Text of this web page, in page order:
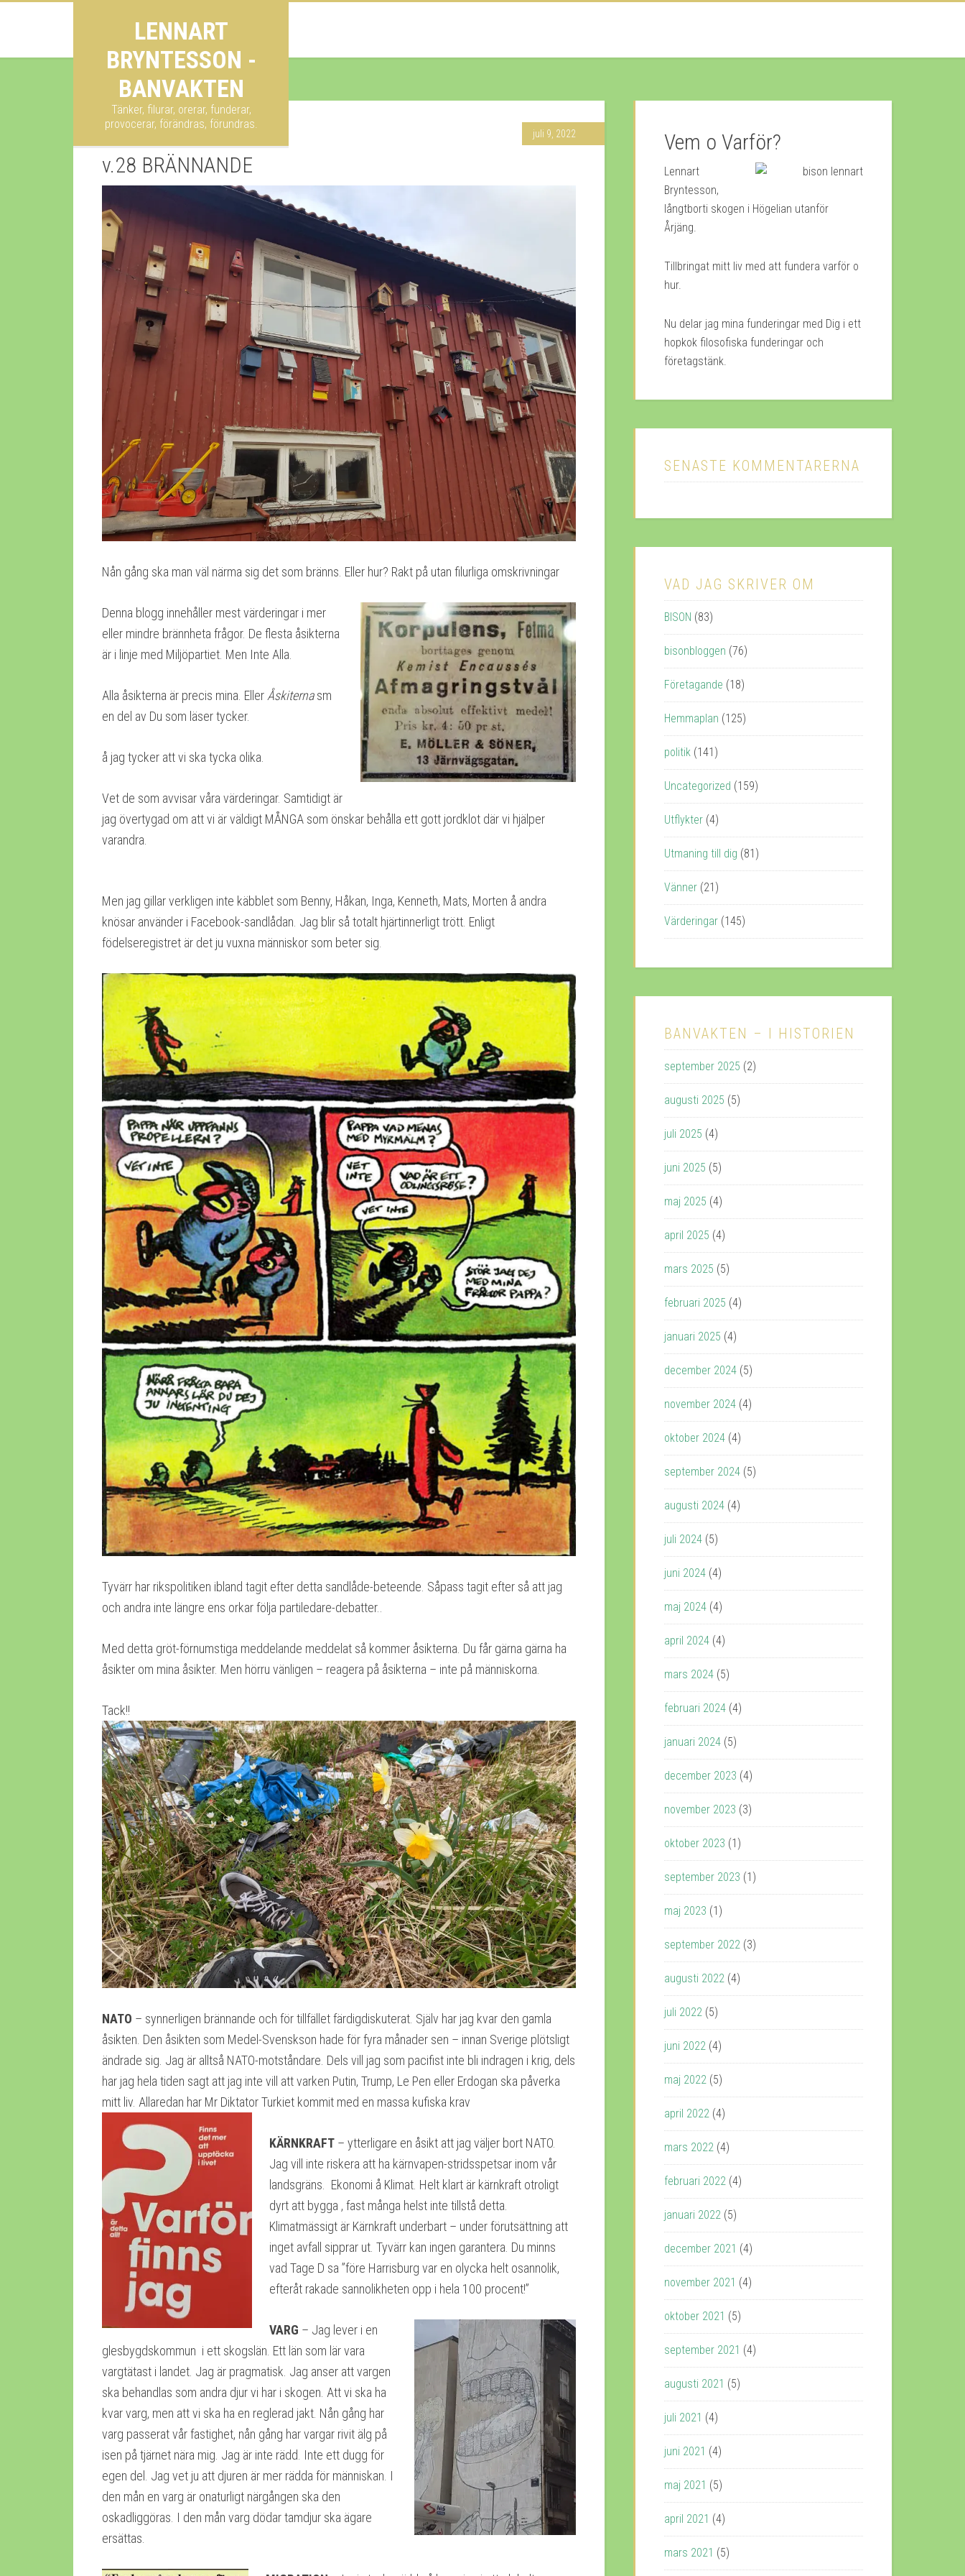
LENNART
BRYNTESSON -
BANVAKTEN
Tänker, filurar, orerar, funderar,
provocerar, förändras, förundras.
juli 9, 2022
v.28 BRÄNNANDE
Nån gång ska man väl närma sig det som bränns. Eller hur? Rakt på utan filurliga omskrivningar
Denna blogg innehåller mest värderingar i mer
eller mindre brännheta frågor. De flesta åsikterna
är i linje med Miljöpartiet. Men Inte Alla.
Alla åsikterna är precis mina. Eller Åskiternasm
en del av Du som läser tycker.
å jag tycker att vi ska tycka olika.
Vet de som avvisar våra värderingar. Samtidigt är
jag övertygad om att vi är väldigt MÅNGA som önskar behålla ett gott jordklot där vi hjälper
varandra.
Men jag gillar verkligen inte käbblet som Benny, Håkan, Inga, Kenneth, Mats, Morten å andra
knösar använder i Facebook-sandlådan. Jag blir så totalt hjärtinnerligt trött. Enligt
födelseregistret är det ju vuxna människor som beter sig.
Tyvärr har rikspolitiken ibland tagit efter detta sandlåde-beteende. Såpass tagit efter så att jag
och andra inte längre ens orkar följa partiledare-debatter..
Med detta gröt-förnumstiga meddelande meddelat så kommer åsikterna. Du får gärna gärna ha
åsikter om mina åsikter. Men hörru vänligen – reagera på åsikterna – inte på människorna.
Tack!!
NATO – synnerligen brännande och för tillfället färdigdiskuterat. Själv har jag kvar den gamla
åsikten. Den åsikten som Medel-Svenskson hade för fyra månader sen – innan Sverige plötsligt
ändrade sig. Jag är alltså NATO-motståndare. Dels vill jag som pacifist inte bli indragen i krig, dels
har jag hela tiden sagt att jag inte vill att varken Putin, Trump, Le Pen eller Erdogan ska påverka
mitt liv. Allaredan har Mr Diktator Turkiet kommit med en massa kufiska krav
KÄRNKRAFT – ytterligare en åsikt att jag väljer bort NATO.
Jag vill inte riskera att ha kärnvapen-stridsspetsar inom vår
landsgräns. Ekonomi å Klimat. Helt klart är kärnkraft otroligt
dyrt att bygga , fast många helst inte tillstå detta.
Klimatmässigt är Kärnkraft underbart – under förutsättning att
inget avfall sipprar ut. Tyvärr kan ingen garantera. Du minns
vad Tage D sa ”före Harrisburg var en olycka helt osannolik,
efteråt rakade sannolikheten opp i hela 100 procent!”
VARG – Jag lever i en
glesbygdskommun i ett skogslän. Ett län som lär vara
vargtätast i landet. Jag är pragmatisk. Jag anser att vargen
ska behandlas som andra djur vi har i skogen. Att vi ska ha
kvar varg, men att vi ska ha en reglerad jakt. Nån gång har
varg passerat vår fastighet, nån gång har vargar rivit älg på
isen på tjärnet nära mig. Jag är inte rädd. Inte ett dugg för
egen del. Jag vet ju att djuren är mer rädda för människan. I
den mån en varg är onaturligt närgången ska den
oskadliggöras. I den mån varg dödar tamdjur ska ägare
ersättas.
Vem o Varför?
Lennart
Bryntesson,
långtborti skogen i Högelian utanför
Årjäng.
Tillbringat mitt liv med att fundera varför o
hur.
Nu delar jag mina funderingar med Dig i ett
hopkok filosofiska funderingar och
företagstänk.
SENASTE KOMMENTARERNA
VAD JAG SKRIVER OM
BISON (83)
bisonbloggen (76)
Företagande (18)
Hemmaplan (125)
politik (141)
Uncategorized (159)
Utflykter (4)
Utmaning till dig (81)
Vänner (21)
Värderingar (145)
BANVAKTEN – I HISTORIEN
september 2025 (2)
augusti 2025 (5)
juli 2025 (4)
juni 2025 (5)
maj 2025 (4)
april 2025 (4)
mars 2025 (5)
februari 2025 (4)
januari 2025 (4)
december 2024 (5)
november 2024 (4)
oktober 2024 (4)
september 2024 (5)
augusti 2024 (4)
juli 2024 (5)
juni 2024 (4)
maj 2024 (4)
april 2024 (4)
mars 2024 (5)
februari 2024 (4)
januari 2024 (5)
december 2023 (4)
november 2023 (3)
oktober 2023 (1)
september 2023 (1)
maj 2023 (1)
september 2022 (3)
augusti 2022 (4)
juli 2022 (5)
juni 2022 (4)
maj 2022 (5)
april 2022 (4)
mars 2022 (4)
februari 2022 (4)
januari 2022 (5)
december 2021 (4)
november 2021 (4)
oktober 2021 (5)
september 2021 (4)
augusti 2021 (5)
juli 2021 (4)
juni 2021 (4)
maj 2021 (5)
april 2021 (4)
mars 2021 (5)